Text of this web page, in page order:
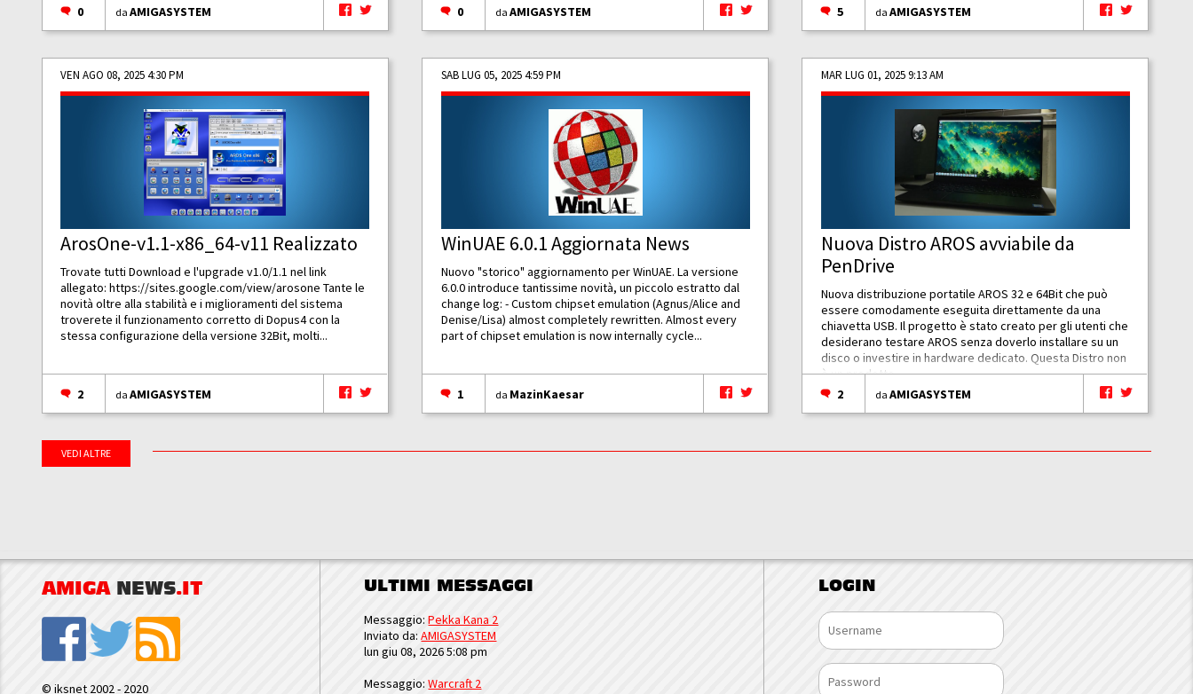
0
daAMIGASYSTEM 0 daAMIGASYSTEM 5 daAMIGASYSTEM
VEN AGO 08, 2025 4:30 PM
ArosOne-v1.1-x86_64-v11 Realizzato
Trovate tutti Download e l'upgrade v1.0/1.1 nel link
allegato:https://sites.google.com/view/arosone Tante le
novità oltre alla stabilità e i miglioramenti del sistema
troverete il funzionamento corretto di Dopus4 con la
stessa configurazione della versione 32Bit, molti...
2 daAMIGASYSTEM
SAB LUG 05, 2025 4:59 PM
WinUAE 6.0.1 Aggiornata News
Nuovo "storico" aggiornamento per WinUAE. La versione
6.0.0 introduce tantissime novità, un piccolo estratto dal
change log: - Custom chipset emulation (Agnus/Alice and
Denise/Lisa) almost completely rewritten. Almost every
part of chipset emulation is now internally cycle...
1 da MazinKaesar
MAR LUG 01, 2025 9:13 AM
Nuova Distro AROS avviabile da
PenDrive
Nuova distribuzione portatile AROS 32 e 64Bit che può
essere comodamente eseguita direttamente da una
chiavetta USB. Il progetto è stato creato per gli utenti che
desiderano testare AROS senza doverlo installare su un
disco o investire in hardware dedicato. Questa Distro non
è un prodotto...
2
daAMIGASYSTEM
VEDI ALTRE
AMIGA NEWS.IT
© iksnet 2002 - 2020
ULTIMI MESSAGGI
Messaggio:Pekka Kana 2
Inviato da:AMIGASYSTEM
lun giu 08, 2026 5:08 pm
Messaggio:Warcraft 2
LOGIN